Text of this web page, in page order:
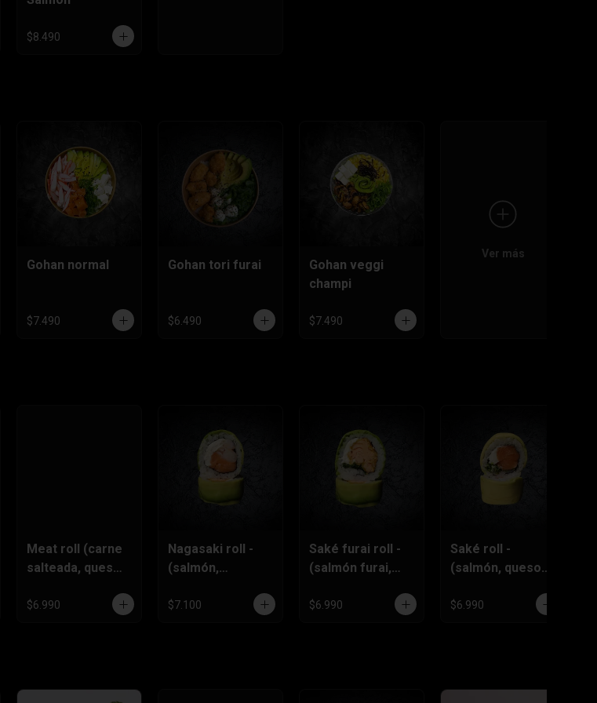
$8.490
Gohan normal
$7.490
Gohan tori furai
$6.490
Gohan veggi
champi
$7.490
Ver más
Meat roll (carne
salteada, queso
ciboulette)
$6.990
Nagasaki roll -
(salmón,
crema)
$7.100
Saké furai roll -
(salmón furai,
ciboulette)
$6.990
Saké roll -
(salmón, queso
ciboulette)
$6.990